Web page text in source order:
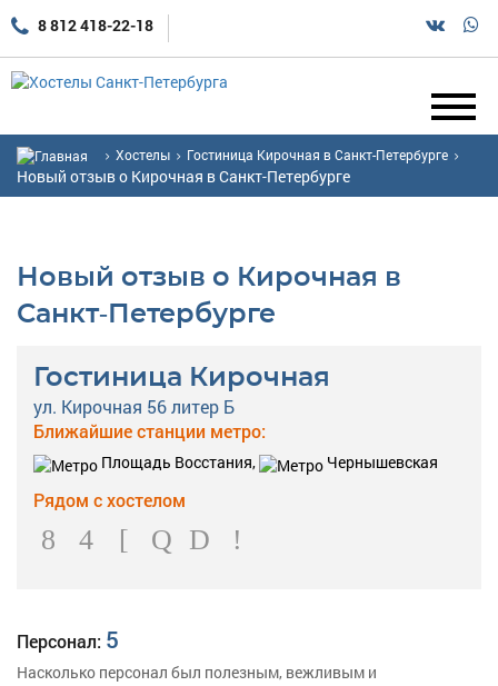
8 812 418-22-18
Хостелы Гостиница Кирочная в Санкт-Петербурге
Новый отзыв о Кирочная в Санкт-Петербурге
Новый отзыв о Кирочная в
Санкт-Петербурге
Гостиница Кирочная
ул. Кирочная 56 литер Б
Ближайшие станции метро:
Площадь Восстания, Чернышевская
Рядом с хостелом
Персонал: 5
Насколько персонал был полезным, вежливым и